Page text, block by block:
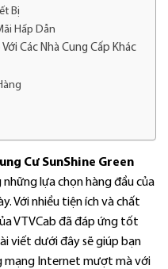
Bị
Hấp Dẫn
Các Nhà Cung Cấp Khác
Cư SunShine Green
lựa chọn hàng đầu của
Với nhiều tiện ích và chất
VTVCab đã đáp ứng tốt
viết dưới đây sẽ giúp bạn
mạng Internet mượt mà với